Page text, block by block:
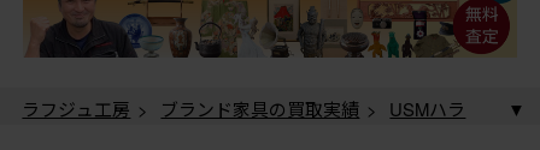
ラフジュ工房 > ブランド家具の買取実績 >
USMハラ